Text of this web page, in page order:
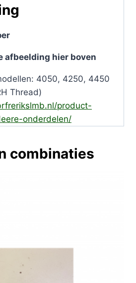
afbeelding hier boven
4050, 4250, 4450
Thread)
product-
onderdelen/
combinaties